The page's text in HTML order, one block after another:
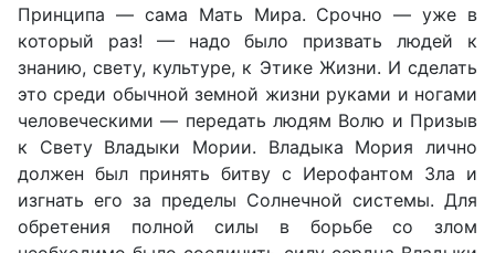
Принципа — сама Мать Мира. Срочно — уже в
который раз! — надо было призвать людей к
знанию, свету, культуре, к Этике Жизни. И сделать
это среди обычной земной жизни руками и ногами
человеческими — передать людям Волю и Призыв
к Свету Владыки Мории. Владыка Мория лично
должен был принять битву с Иерофантом Зла и
изгнать его за пределы Солнечной системы. Для
обретения полной силы в борьбе со злом